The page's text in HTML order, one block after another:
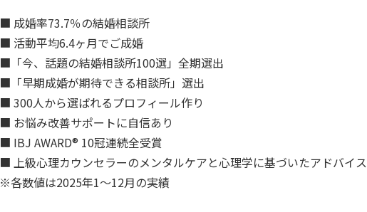
■ 成婚率73.7％の結婚相談所
■ 活動平均6.4ヶ月でご成婚
■「今、話題の結婚相談所100選」全期選出
■「早期成婚が期待できる相談所」選出
■ 300人から選ばれるプロフィール作り
■ お悩み改善サポートに自信あり
■ IBJ AWARD® 10冠連続全受賞
■ 上級心理カウンセラーのメンタルケアと心理学に基づいたアドバイス
※各数値は2025年1～12月の実績